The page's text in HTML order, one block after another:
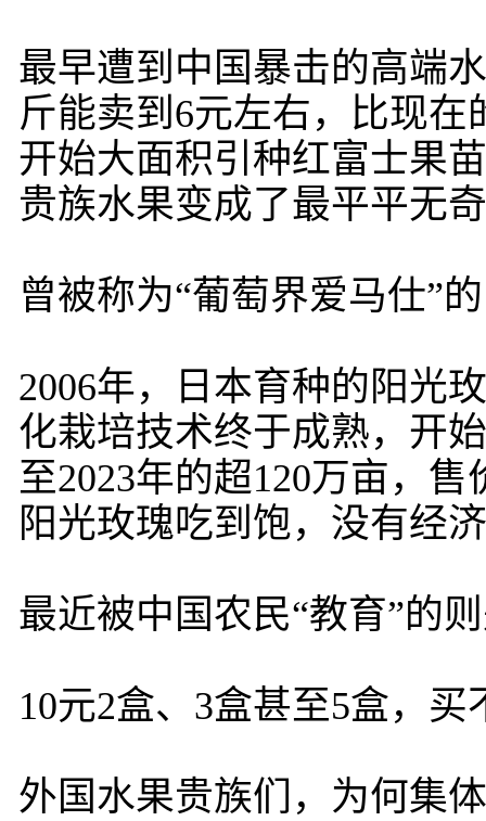
最早遭到中国暴击的高端
斤能卖到6元左右，比现
开始大面积引种红富士果
贵族水果变成了最平平无
曾被称为“葡萄界爱马仕”
2006年，日本育种的阳光
化栽培技术终于成熟，开
至2023年的超120万亩，
阳光玫瑰吃到饱，没有经
最近被中国农民“教育”的
10元2盒、3盒甚至5盒，
外国水果贵族们，为何集